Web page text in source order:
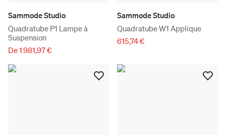
Sammode Studio
Quadratube P1 Lampe à
Suspension
De 1 981,97 €
Sammode Studio
Quadratube W1 Applique
615,74 €